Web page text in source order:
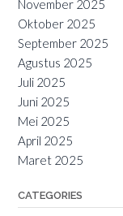
November 2025
Oktober 2025
September 2025
Agustus 2025
Juli 2025
Juni 2025
Mei 2025
April 2025
Maret 2025
CATEGORIES